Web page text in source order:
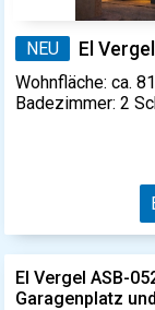
NEU El Vergel
Wohnfläche: ca.
Badezimmer: 2
El Vergel ASB-
Garagenplatz